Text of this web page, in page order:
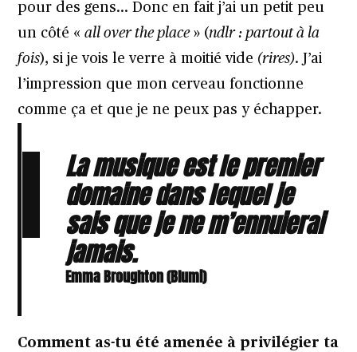
pour des gens… Donc en fait j’ai un petit peu
un côté «all over the place» (ndlr : partout à la
fois), si je vois le verre à moitié vide (rires). J’ai
l’impression que mon cerveau fonctionne
comme ça et que je ne peux pas y échapper.
La musique est le premier
domaine dans lequel je
sais que je ne m’ennuierai
jamais.
Emma Broughton (Blumi)
Comment as-tu été amenée à privilégier ta